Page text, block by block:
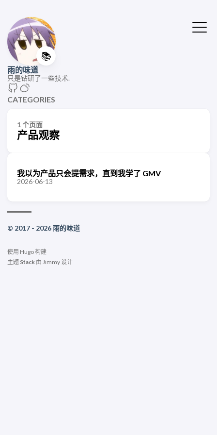
📚
雨的味道
只是钻研了一些技术.
CATEGORIES
1 个页面
产品观察
我以为产品只会提需求，直到我学了 GMV
2026-06-13
© 2017 - 2026 雨的味道
使用 Hugo构建
主题 Stack 由 Jimmy设计